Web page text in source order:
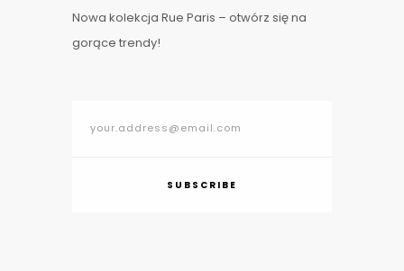
Nowa kolekcja Rue Paris – otwórz się na
gorące trendy!
SUBSCRIBE